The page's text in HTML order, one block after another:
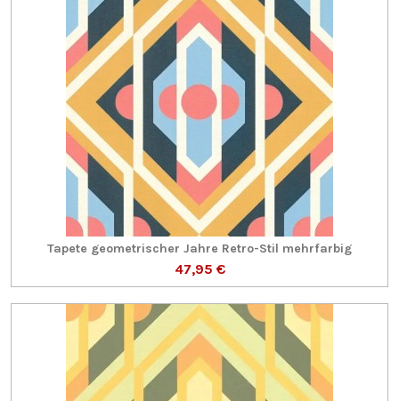
Tapete geometrischer Jahre Retro-Stil mehrfarbig
47,95 €